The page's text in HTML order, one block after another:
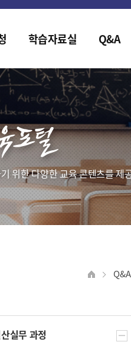
.
학습자료실 Q&A
위한 다양한 교육 콘텐츠를 제
Q&A
실무 과정